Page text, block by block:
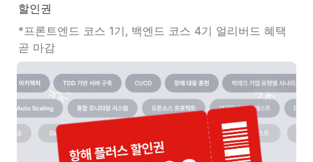
할인권
*프론트엔드 코스 1기, 백엔드 코스 4기 얼리버드 혜택
곧 마감